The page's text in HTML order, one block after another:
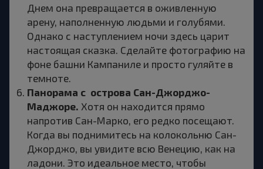
Днем она превращается в оживленную
арену, наполненную людьми и голубями.
Однако с наступлением ночи здесь царит
настоящая сказка. Сделайте фотографию на
фоне башни Кампаниле и просто гуляйте в
темноте.
Панорама с острова Сан-Джорджо-
Маджоре. Хотя он находится прямо
напротив Сан-Марко, его редко посещают.
Когда вы поднимитесь на колокольню Сан-
Джорджо, вы увидите всю Венецию, как на
ладони. Это идеальное место, чтобы